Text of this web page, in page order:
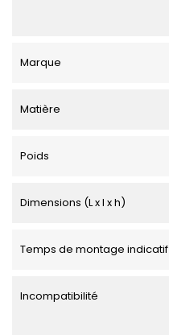
Marque
Matière
Poids
Dimensions (L x l x h)
Temps de montage indicatif
Incompatibilité